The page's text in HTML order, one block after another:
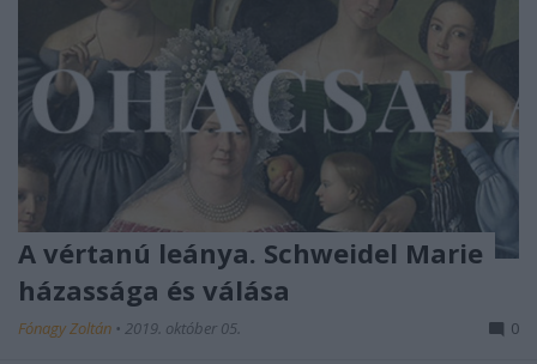
A vértanú leánya. Schweidel Marie
házassága és válása
Fónagy Zoltán • 2019. október 05. 0